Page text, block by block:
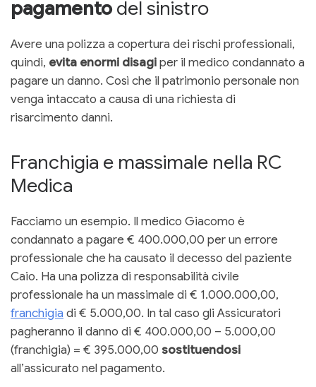
pagamento del sinistro
Avere una polizza a copertura dei rischi professionali,
quindi, evita enormi disagiper il medico condannato a
pagare un danno. Così che il patrimonio personale non
venga intaccato a causa di una richiesta di
risarcimento danni.
Franchigia e massimale nella RC
Medica
Facciamo un esempio. Il medico Giacomo è
condannato a pagare € 400.000,00 per un errore
professionale che ha causato il decesso del paziente
Caio. Ha una polizza di responsabilità civile
professionale ha un massimale di € 1.000.000,00,
franchigia di € 5.000,00. In tal caso gli Assicuratori
pagheranno il danno di € 400.000,00 – 5.000,00
(franchigia) = € 395.000,00 sostituendosi
all’assicurato nel pagamento.